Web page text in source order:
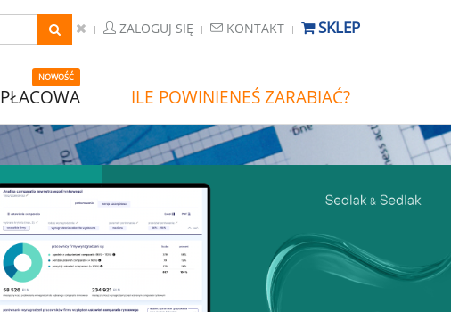
ZALOGUJ SIĘ KONTAKT SKLEP
NOWOŚĆ
ILE POWINIENEŚ ZARABIAĆ?